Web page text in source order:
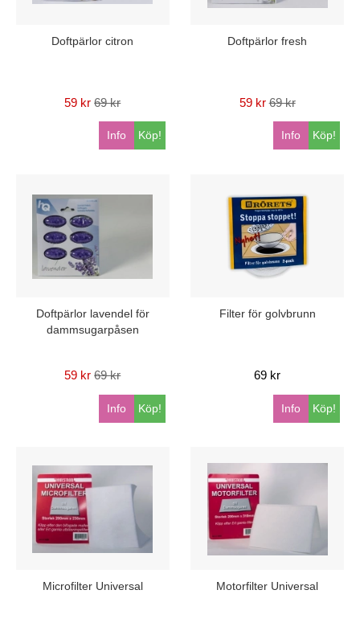
Doftpärlor citron
59 kr 69 kr
Köp!
Info
Doftpärlor fresh
59 kr 69 kr
Köp!
Info
Doftpärlor lavendel för
dammsugarpåsen
59 kr 69 kr
Köp!
Info
Filter för golvbrunn
69 kr
Köp!
Info
Microfilter Universal Motorfilter Universal